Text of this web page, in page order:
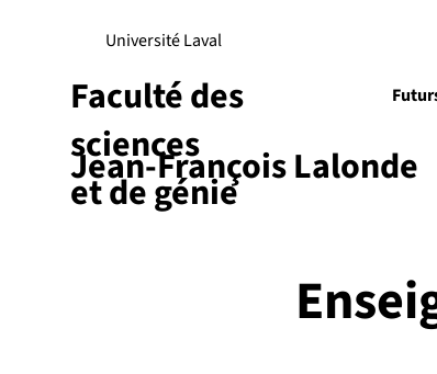
Jean-François Lalonde
Université Laval
Faculté des
sciences
et de génie